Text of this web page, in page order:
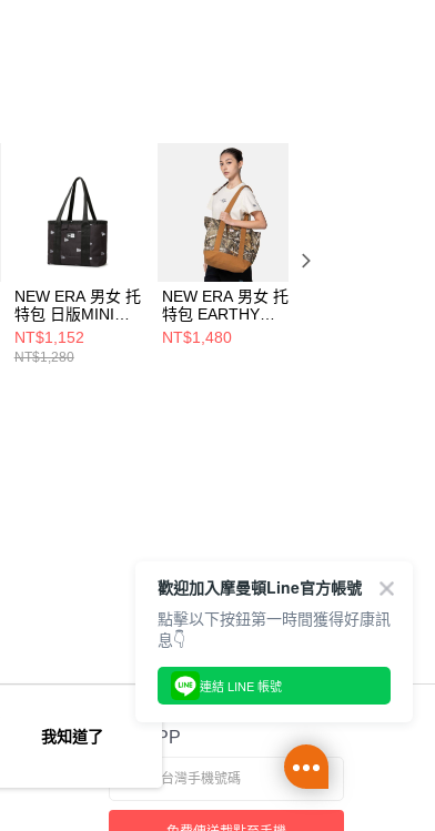
NEW ERA 男女 托
特包 日版MINI
TOTE NE
MONOGRAM
NE14201322
NT$1,152
NT$1,280
NEW ERA 男女 托
特包 EARTHY
SKIN NEW ERA
印花綠
NT$1,480
官方APP
我知道了
歡迎加入摩曼頓Line官方帳號
點擊以下按鈕第一時間獲得好康訊
息👇
連結 LINE 帳號